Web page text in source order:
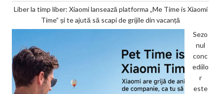
Liber la timp liber: Xiaomi lansează platforma „Me Time is Xiaomi
Time” și te ajută să scapi de grijile din vacanță
Sezo
nul
conc
ediilo
r
este